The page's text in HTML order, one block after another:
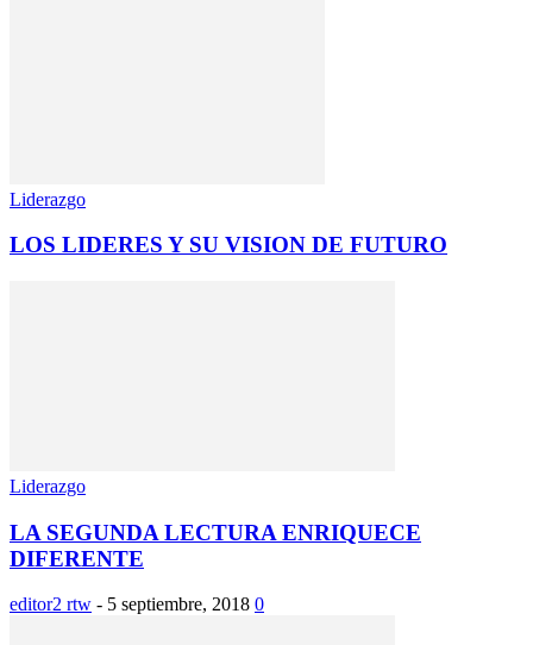
Liderazgo
LOS LIDERES Y SU VISION DE FUTURO
Liderazgo
LA SEGUNDA LECTURA ENRIQUECE
DIFERENTE
editor2 rtw - 5 septiembre, 2018 0